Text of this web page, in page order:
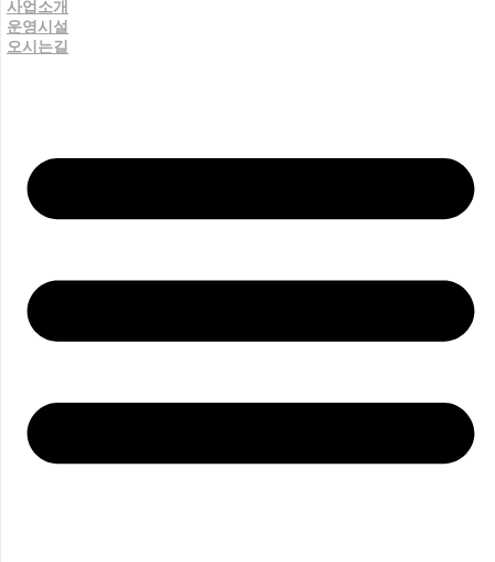
사업소개
운영시설
오시는길